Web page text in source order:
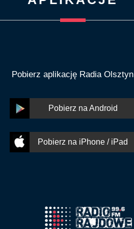
Pobierz aplikację Radia Olsztyn
Pobierz na Android
Pobierz na iPhone / iPad